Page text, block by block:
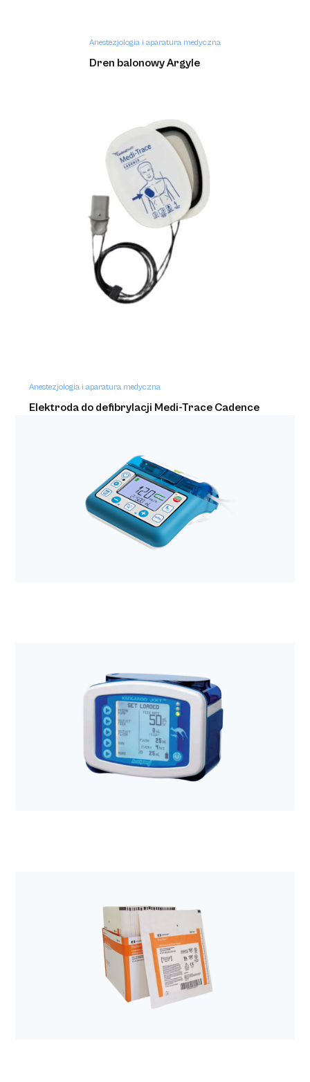
Anestezjologia i aparatura medyczna
Dren balonowy Argyle
Anestezjologia i aparatura medyczna
Elektroda do defibrylacji Medi-Trace Cadence
Anestezjologia i aparatura medyczna
Pompa perystaltyczna COMPAT ELLA
Anestezjologia i aparatura medyczna
Pompa Kangaroo ePump